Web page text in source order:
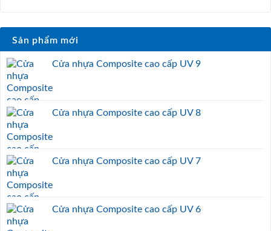
Sản phẩm mới
Cửa nhựa Composite cao cấp UV 9
Cửa nhựa Composite cao cấp UV 8
Cửa nhựa Composite cao cấp UV 7
Cửa nhựa Composite cao cấp UV 6